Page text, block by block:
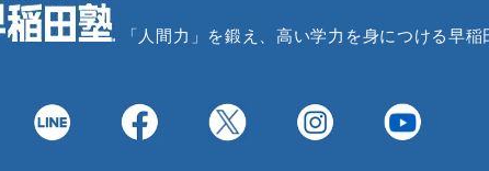
「人間力」を鍛え、高い学力を身につける早稲